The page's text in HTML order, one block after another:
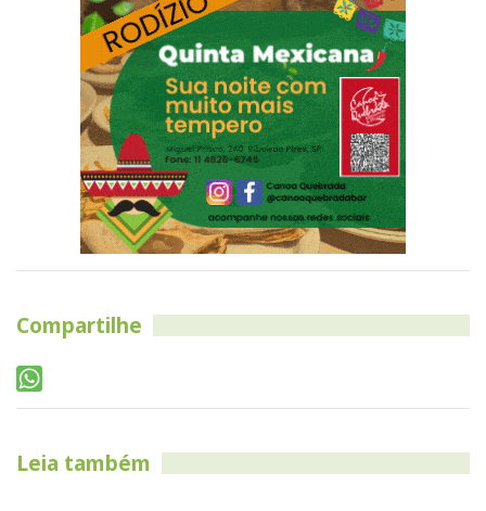
Compartilhe
Leia também